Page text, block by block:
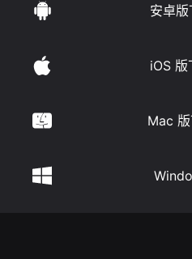
安卓版
iOS 版
Mac